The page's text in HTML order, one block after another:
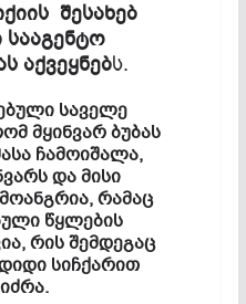
შესახებ
აქვეყნებს.
საველე
მყინვარ ბუბას
ჩამოიშალა,
და მისი
რამაც
წყლების
რის შემდეგაც
სიჩქარით